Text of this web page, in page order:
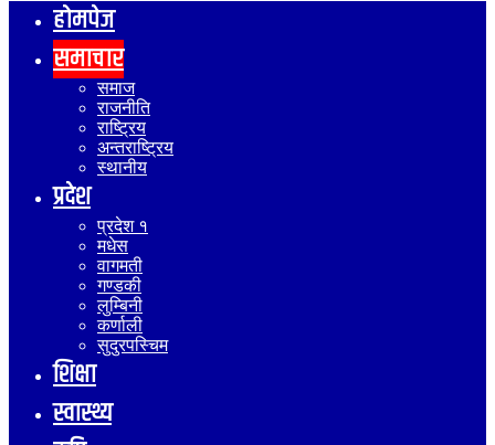
होमपेज
समाचार
समाज
राजनीति
राष्ट्रिय
अन्तराष्ट्रिय
स्थानीय
प्रदेश
प्रदेश १
मधेस
वागमती
गण्डकी
लुम्बिनी
कर्णाली
सुदुरपस्चिम
शिक्षा
स्वास्थ्य